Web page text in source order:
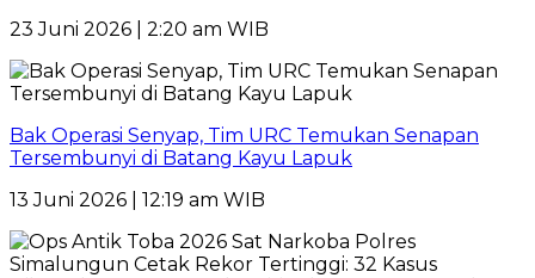
23 Juni 2026 | 2:20 am WIB
Bak Operasi Senyap, Tim URC Temukan Senapan
Tersembunyi di Batang Kayu Lapuk
13 Juni 2026 | 12:19 am WIB